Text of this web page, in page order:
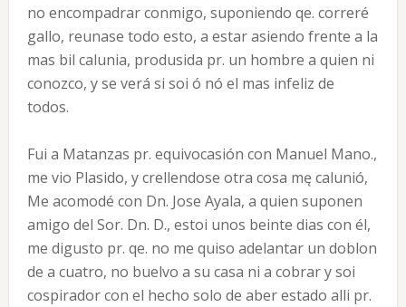
no encompadrar conmigo, suponiendo qe. correré
gallo, reunase todo esto, a estar asiendo frente a la
mas bil calunia, produsida pr. un hombre a quien ni
conozco, y se verá si soi ó nó el mas infeliz de
todos.
Fui a Matanzas pr. equivocasión con Manuel Mano.,
me vio Plasido, y crellendose otra cosa mę calunió,
Me acomodé con Dn. Jose Ayala, a quien suponen
amigo del Sor. Dn. D., estoi unos beinte dias con él,
me digusto pr. qe. no me quiso adelantar un doblon
de a cuatro, no buelvo a su casa ni a cobrar y soi
cospirador con el hecho solo de aber estado alli pr.